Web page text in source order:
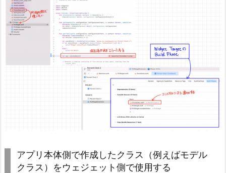
アプリ本体側で作成したクラス（例えばモデル
クラス）をウェジェット側で使用する